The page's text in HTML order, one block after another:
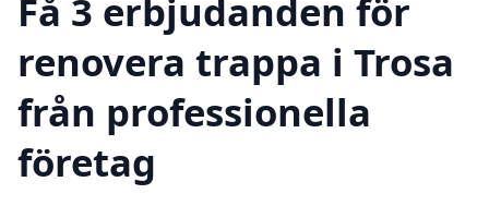
Få 3 erbjudanden för
renovera trappa i Trosa
från professionella
företag